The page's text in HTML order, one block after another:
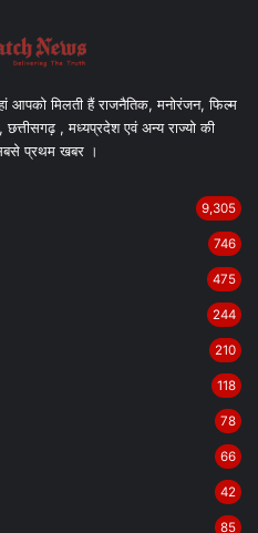
मिलती हैं राजनैतिक, मनोरंजन, फिल्म
, मध्यप्रदेश एवं अन्य राज्यो की
प्रथम खबर ।
9,305
746
475
244
210
118
78
66
42
85